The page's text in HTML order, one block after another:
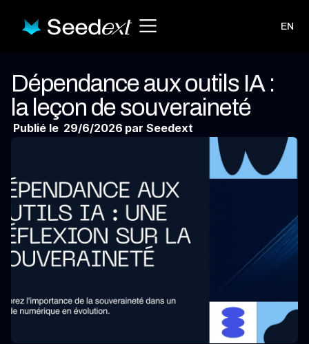
EN
Dépendance aux outils IA :
la leçon de souveraineté
Publié le 29/6/2026 par Seedext